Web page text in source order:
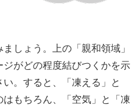
しょう。上の「親和領域」
がどの程度結びつくかを示
。すると、「凍える」と
はもちろん、「空気」と「凍